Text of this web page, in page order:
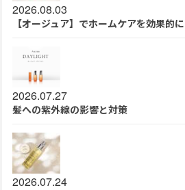
2026.08.03
【オージュア】でホームケアを効果的に
2026.07.27
髪への紫外線の影響と対策
2026.07.24